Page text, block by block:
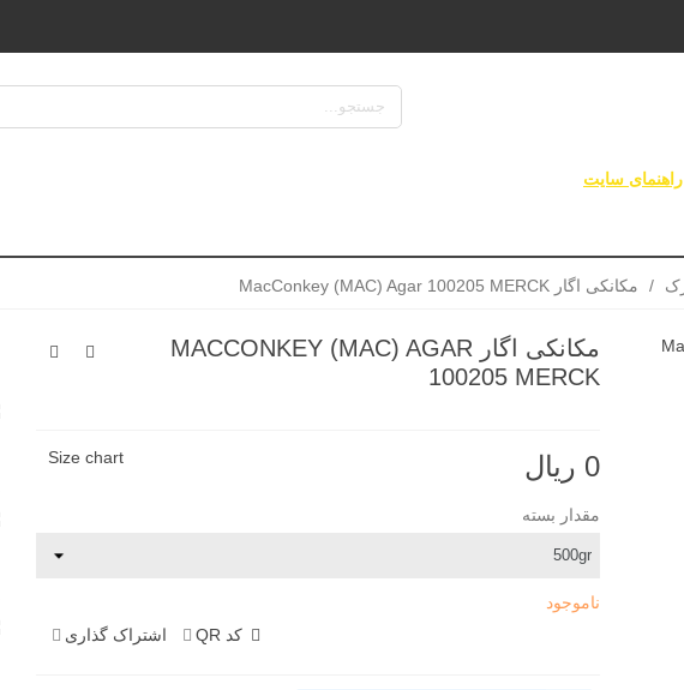
راهنمای سایت
/ مکانکی اگار MacConkey (MAC) Agar 100205 MERCK
مکانکی اگار MACCONKEY (MAC) AGAR
100205 MERCK
0 ریال Size chart
مقدار بسته
ناموجود
کد QR
اشتراک گذاری